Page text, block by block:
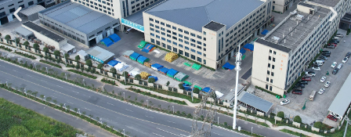
Previous
slide